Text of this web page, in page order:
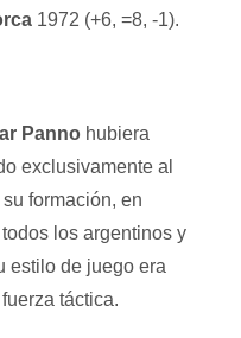
1972 (+6, =8, -1).
Panno hubiera
exclusivamente al
formación, en
los argentinos y
estilo de juego era
táctica.